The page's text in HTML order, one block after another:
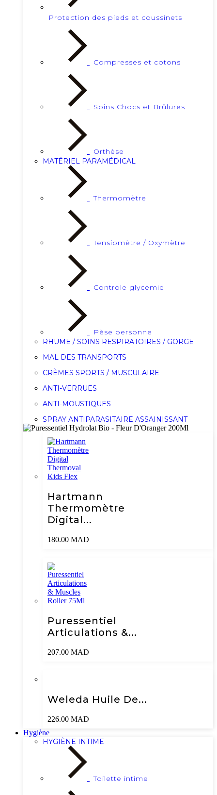
Protection des pieds et coussinets
Compresses et cotons
Soins Chocs et Brûlures
Orthèse
MATÉRIEL PARAMÉDICAL
Thermomètre
Tensiomètre / Oxymètre
Controle glycemie
Pèse personne
RHUME / SOINS RESPIRATOIRES / GORGE
MAL DES TRANSPORTS
CRÈMES SPORTS / MUSCULAIRE
ANTI-VERRUES
ANTI-MOUSTIQUES
SPRAY ANTIPARASITAIRE ASSAINISSANT
Hartmann
Thermomètre
Digital...
180.00 MAD
Puressentiel
Articulations &...
207.00 MAD
Weleda Huile De...
226.00 MAD
Hygiène
HYGIÈNE INTIME
Toilette intime